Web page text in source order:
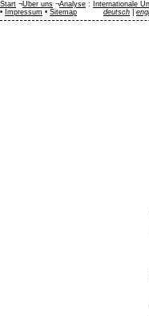
Start ¬Über uns ¬Analyse : Internationale
• Impressum • Sitemap deutsch